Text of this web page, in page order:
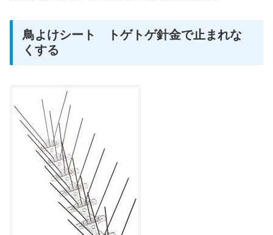
鳥よけシート トゲトゲ針金で止まれな
くする